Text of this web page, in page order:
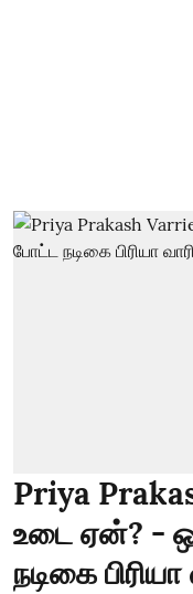
Priya
உடை ஏன்? -
நடிகை